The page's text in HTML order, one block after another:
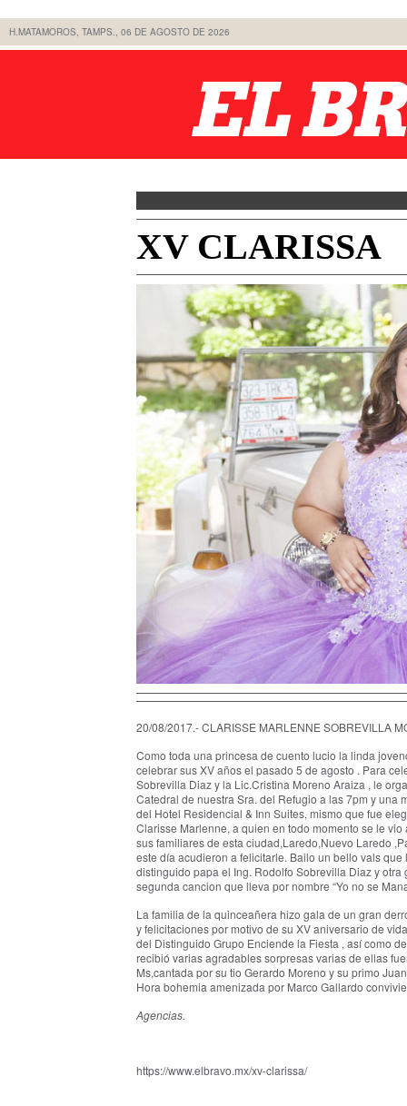
H.MATAMOROS, TAMPS., 06 DE AGOSTO DE 2026
XV CLARISSA
20/08/2017.- CLARISSE MARLENNE SOBREVILLA
Como toda una princesa de cuento lucio la linda
celebrar sus XV años el pasado 5 de agosto . Para
Sobrevilla Diaz y la Lic.Cristina Moreno Araiza , le
Catedral de nuestra Sra. del Refugio a las 7pm y
del Hotel Residencial & Inn Suites, mismo que fue
Clarisse Marlenne, a quien en todo momento se le
sus familiares de esta ciudad,Laredo,Nuevo Laredo
este día acudieron a felicitarle. Bailo un bello vals
distinguido papa el Ing. Rodolfo Sobrevilla Diaz y
segunda cancion que lleva por nombre “Yo no se
La familia de la quinceañera hizo gala de un gran
y felicitaciones por motivo de su XV aniversario de
del Distinguido Grupo Enciende la Fiesta , así como
recibió varias agradables sorpresas varias de ellas
Ms,cantada por su tio Gerardo Moreno y su primo
Hora bohemia amenizada por Marco Gallardo
Agencias.
https://www.elbravo.mx/xv-clarissa/